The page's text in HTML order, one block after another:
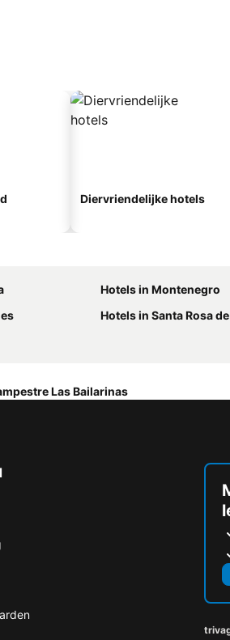
Diervriendelijke hotels
Hotels in Montenegro
Hotels in Santa Rosa
Las Bailarinas